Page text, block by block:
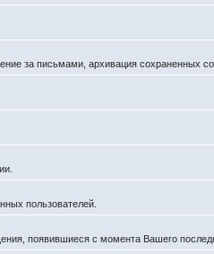
за письмами, архивация сохраненных
пользователей.
появившиеся с момента Вашего